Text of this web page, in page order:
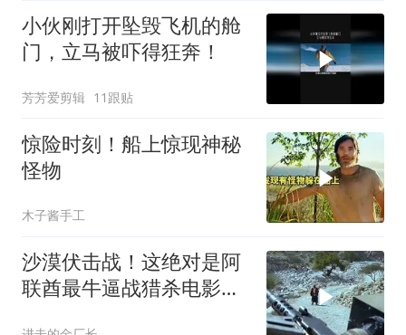
小伙刚打开坠毁飞机的舱
门，立马被吓得狂奔！
芳芳爱剪辑 11跟贴
惊险时刻！船上惊现神秘
怪物
木子酱手工
沙漠伏击战！这绝对是阿
联酋最牛逼战猎杀电影，